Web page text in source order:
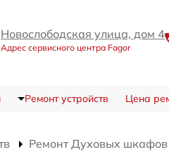
Новослободская улица, дом 4
Адрес сервисного центра Fagor
Ремонт устройств Цена
Ремонт Духовых шкафов